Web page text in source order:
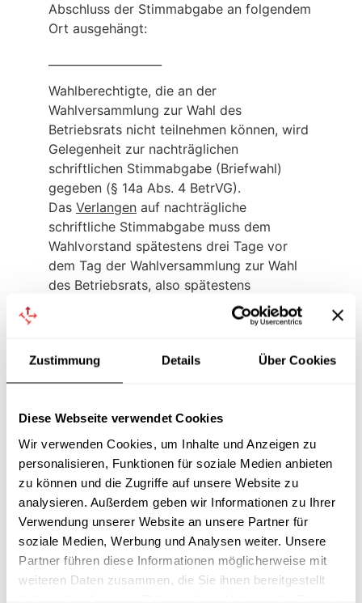
Zustimmung Details Über Cookies
Diese Webseite verwendet Cookies
Wir verwenden Cookies, um Inhalte und Anzeigen zu
personalisieren, Funktionen für soziale Medien anbieten
zu können und die Zugriffe auf unsere Website zu
analysieren. Außerdem geben wir Informationen zu Ihrer
Verwendung unserer Website an unsere Partner für
soziale Medien, Werbung und Analysen weiter. Unsere
Partner führen diese Informationen möglicherweise mit
weiteren Daten zusammen, die Sie ihnen bereitgestellt
Abschluss der Stimmabgabe an folgendem
Ort ausgehängt:
Wahlberechtigte, die an der
Wahlversammlung zur Wahl des
Betriebsrats nicht teilnehmen können, wird
Gelegenheit zur nachträglichen
schriftlichen Stimmabgabe (Briefwahl)
gegeben (§ 14a Abs. 4 BetrVG).
Das Verlangen auf nachträgliche
schriftliche Stimmabgabe muss dem
Wahlvorstand spätestens drei Tage vor
dem Tag der Wahlversammlung zur Wahl
des Betriebsrats, also spätestens
am__________ mitgeteilt werden.
hat der Wahlvorstand entsprechend
beschlossen:
_______________________________
_______________________________
Wahlberechtigten dieser
Betriebsteile/Kleinstbetriebe werden die
Briefwahlunterlagen unaufgefordert
zugesandt. Ebenso erhalten
Arbeitnehmer/innen, von denen dem